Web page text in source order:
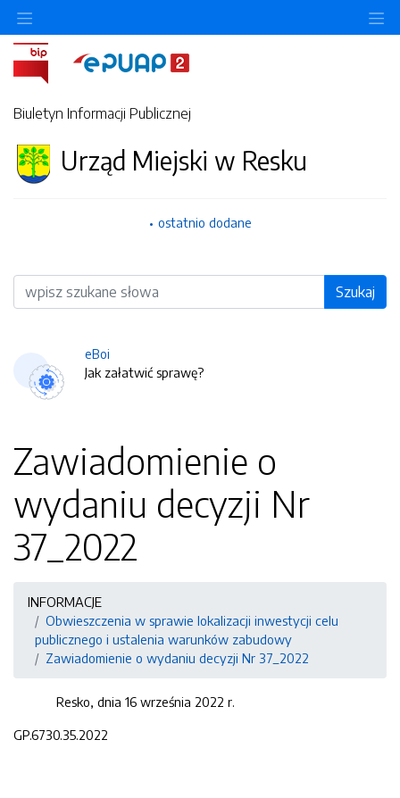
Biuletyn Informacji Publicznej
Urząd Miejski w Resku
ostatnio dodane
Wyszukiwarka Szukaj
eBoi
Jak załatwić sprawę?
Zawiadomienie o
wydaniu decyzji Nr
37_2022
INFORMACJE
Obwieszczenia w sprawie lokalizacji inwestycji celu
publicznego i ustalenia warunków zabudowy
Zawiadomienie o wydaniu decyzji Nr 37_2022
Resko, dnia 16 września 2022 r.
GP.6730.35.2022